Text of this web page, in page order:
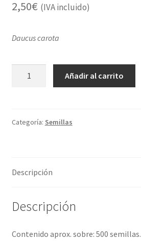
2,50€ (IVA incluido)
Daucus carota
Añadir al carrito
Categoría: Semillas
Descripción
Descripción
Contenido aprox. sobre: 500 semillas.